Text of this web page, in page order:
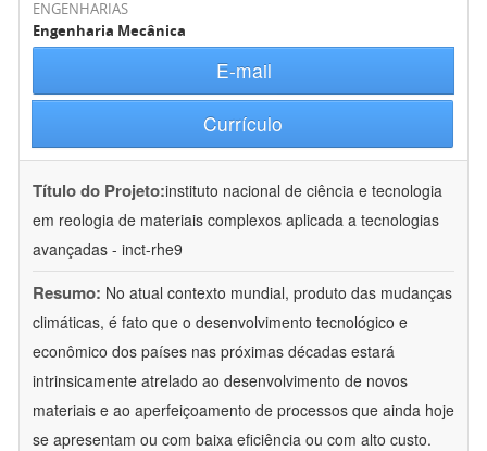
ENGENHARIAS
Engenharia Mecânica
E-mail
Currículo
Título do Projeto:instituto nacional de ciência e tecnologia
em reologia de materiais complexos aplicada a tecnologias
avançadas - inct-rhe9
Resumo: No atual contexto mundial, produto das mudanças
climáticas, é fato que o desenvolvimento tecnológico e
econômico dos países nas próximas décadas estará
intrinsicamente atrelado ao desenvolvimento de novos
materiais e ao aperfeiçoamento de processos que ainda hoje
se apresentam ou com baixa eficiência ou com alto custo.